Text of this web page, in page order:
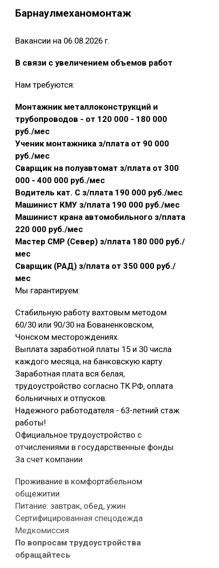
Барнаулмеханомонтаж
Вакансии на 06.08.2026 г.
В связи с увеличением объемов работ
Нам требуются:
Монтажник металлоконструкций и
трубопроводов - от 120 000 - 180 000
руб./мес
Ученик монтажника з/плата от 90 000
руб./мес
Сварщик на полуавтомат з/плата от 300
000 - 400 000 руб./мес
Водитель кат. С з/плата 190 000 руб./мес
Машинист КМУ з/плата 190 000 руб./мес
Машинист крана автомобильного з/плата
220 000 руб./мес
Мастер СМР (Север) з/плата 180 000 руб./
мес
Сварщик (РАД) з/плата от 350 000 руб./
мес
Мы гарантируем:
Стабильную работу вахтовым методом
60/30 или 90/30 на Бованенковском,
Чонском месторождениях.
Выплата заработной платы 15 и 30 числа
каждого месяца, на банковскую карту.
Заработная плата вся белая,
трудоустройство согласно ТК РФ, оплата
больничных и отпусков.
Надежного работодателя - 63-летний стаж
работы!
Официальное трудоустройство с
отчислениями в государственные фонды
За счет компании
Проживание в комфортабельном
общежитии
Питание: завтрак, обед, ужин
Сертифицированная спецодежда
Медкомиссия
По вопросам трудоустройства
обращайтесь